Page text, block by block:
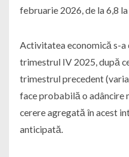
februarie 2026, de la 6,8
Activitatea economică s-a
trimestrul IV 2025, după
trimestrul precedent
face probabilă o adâncire
cerere agregată în acest
anticipată.